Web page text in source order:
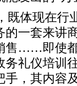
既体现在行
一套来讲
售……即使
礼仪培训
手，其内容